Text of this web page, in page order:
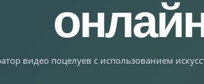
видео поцелуев с использованием